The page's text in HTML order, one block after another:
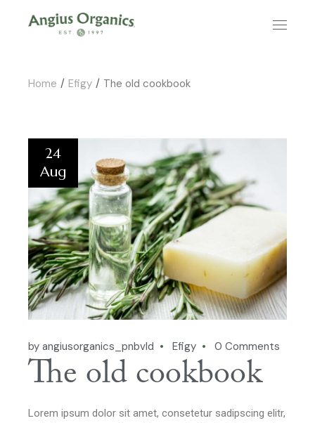
Home Efigy The old cookbook
24
Aug
by angiusorganics_pnbvld Efigy 0 Comments
The old cookbook
Lorem ipsum dolor sit amet, consetetur sadipscing elitr,